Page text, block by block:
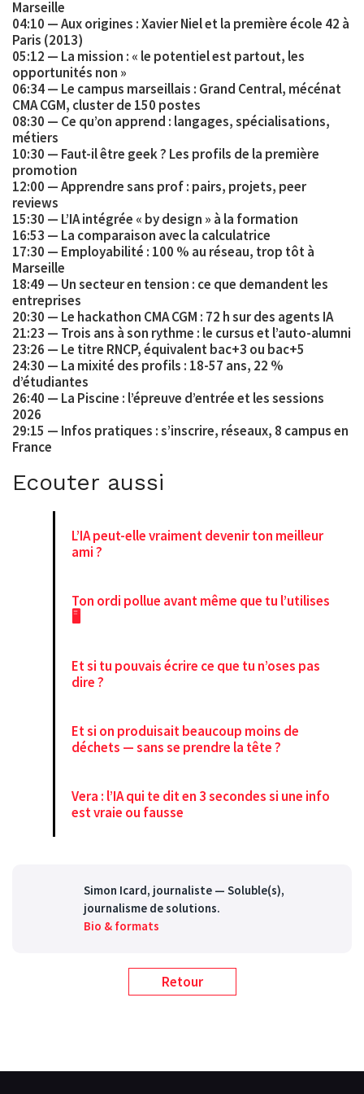
Marseille
04:10 — Aux origines : Xavier Niel et la première école 42 à
Paris (2013)
05:12 — La mission : « le potentiel est partout, les
opportunités non »
06:34 — Le campus marseillais : Grand Central, mécénat
CMA CGM, cluster de 150 postes
08:30 — Ce qu’on apprend : langages, spécialisations,
métiers
10:30 — Faut-il être geek ? Les profils de la première
promotion
12:00 — Apprendre sans prof : pairs, projets, peer
reviews
15:30 — L’IA intégrée « by design » à la formation
16:53 — La comparaison avec la calculatrice
17:30 — Employabilité : 100 % au réseau, trop tôt à
Marseille
18:49 — Un secteur en tension : ce que demandent les
entreprises
20:30 — Le hackathon CMA CGM : 72 h sur des agents IA
21:23 — Trois ans à son rythme : le cursus et l’auto-alumni
23:26 — Le titre RNCP, équivalent bac+3 ou bac+5
24:30 — La mixité des profils : 18-57 ans, 22 %
d’étudiantes
26:40 — La Piscine : l’épreuve d’entrée et les sessions
2026
29:15 — Infos pratiques : s’inscrire, réseaux, 8 campus en
France
Ecouter aussi
L’IA peut-elle vraiment devenir ton meilleur
ami ?
Ton ordi pollue avant même que tu l’utilises
🖥️
Et si tu pouvais écrire ce que tu n’oses pas
dire ?
Et si on produisait beaucoup moins de
déchets — sans se prendre la tête ?
Vera : l’IA qui te dit en 3 secondes si une info
est vraie ou fausse
Simon Icard, journaliste — Soluble(s),
journalisme de solutions.
Bio & formats
Retour